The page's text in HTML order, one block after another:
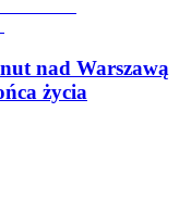
nad Warszawą
życia